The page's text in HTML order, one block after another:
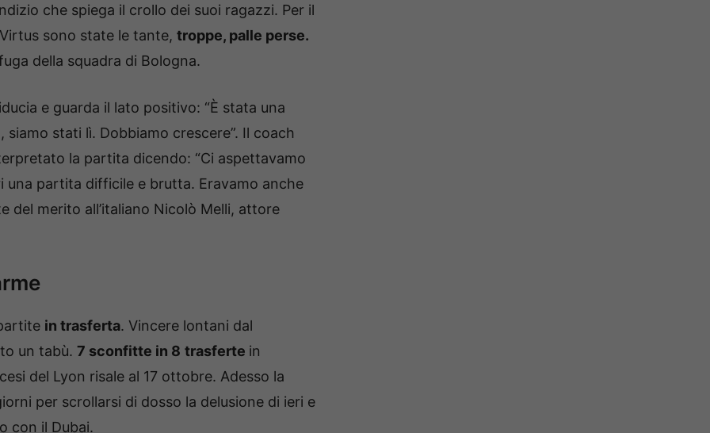
che spiega il crollo dei suoi ragazzi. Per il
sono state le tante, troppe, palle perse.
della squadra di Bologna.
e guarda il lato positivo: “È stata una
stati lì. Dobbiamo crescere”. Il coach
la partita dicendo: “Ci aspettavamo
partita difficile e brutta. Eravamo anche
del merito all’italiano Nicolò Melli, attore
in trasferta. Vincere lontani dal
un tabù. 7 sconfitte in 8 trasferte in
del Lyon risale al 17 ottobre. Adesso la
per scrollarsi di dosso la delusione di ieri e
con il Dubai.